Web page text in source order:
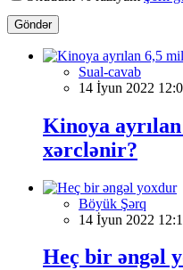
Göndər
Sual-cavab
14 İyun 2022
Kinoya
xərclənir?
Böyük Şərq
14 İyun 2022
Heç bir əngəl